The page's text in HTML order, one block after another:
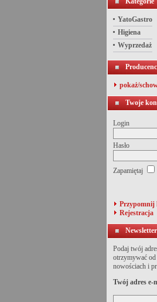
YatoGastro
Higiena
Wyprzedaż
pokaż/
Twoje
Login
Hasło
Zapamiętaj
Przypomnij
Rejestracja
Newsletter
Podaj twój
otrzymywać
nowościach i
Twój adres e-